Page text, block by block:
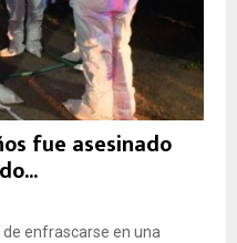
fue asesinado
enfrascarse en una